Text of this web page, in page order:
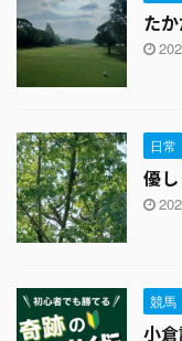
た
日常
優
競馬
小